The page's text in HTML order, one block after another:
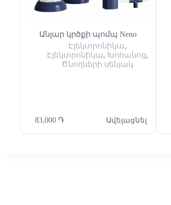
Անլար կրծքի պոմպ Neno
Էլեկտրոնիկա,
Էլեկտրոնիկա, Խոհանոց,
Ծնողների սենյակ
83,000 ֏ Ավելացնել